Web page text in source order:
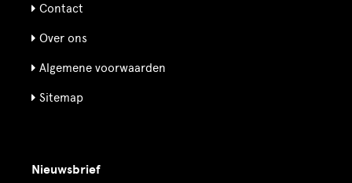
Contact
Over ons
Algemene voorwaarden
Sitemap
Nieuwsbrief